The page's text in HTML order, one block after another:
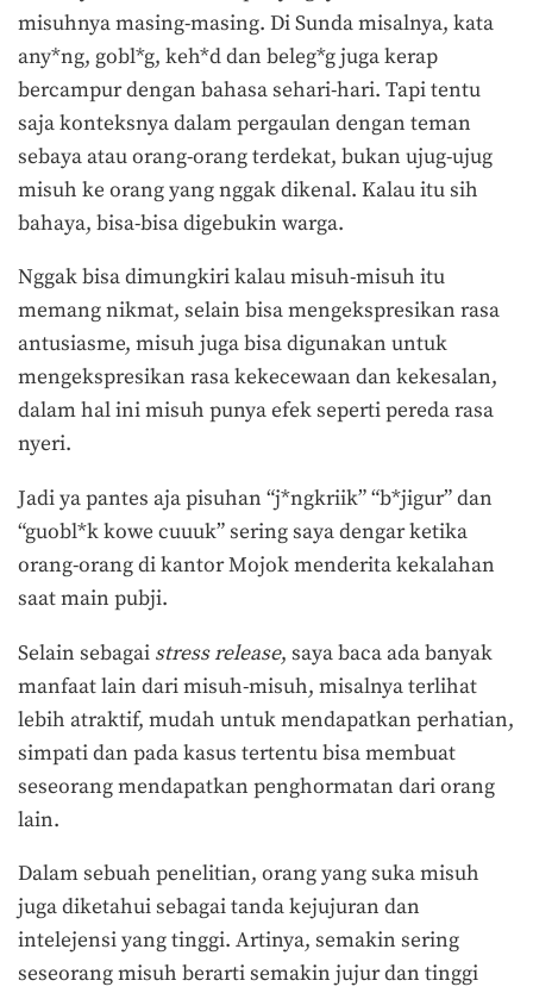
misuhnya masing-masing. Di Sunda misalnya, kata
any*ng, gobl*g, keh*d dan beleg*g juga kerap
bercampur dengan bahasa sehari-hari. Tapi tentu
saja konteksnya dalam pergaulan dengan teman
sebaya atau orang-orang terdekat, bukan ujug-ujug
misuh ke orang yang nggak dikenal. Kalau itu sih
bahaya, bisa-bisa digebukin warga.
Nggak bisa dimungkiri kalau misuh-misuh itu
memang nikmat, selain bisa mengekspresikan rasa
antusiasme, misuh juga bisa digunakan untuk
mengekspresikan rasa kekecewaan dan kekesalan,
dalam hal ini misuh punya efek seperti pereda rasa
nyeri.
Jadi ya pantes aja pisuhan “j*ngkriik” “b*jigur” dan
“guobl*k kowe cuuuk” sering saya dengar ketika
orang-orang di kantor Mojok menderita kekalahan
saat main pubji.
Selain sebagai stress release, saya baca ada banyak
manfaat lain dari misuh-misuh, misalnya terlihat
lebih atraktif, mudah untuk mendapatkan perhatian,
simpati dan pada kasus tertentu bisa membuat
seseorang mendapatkan penghormatan dari orang
lain.
Dalam sebuah penelitian, orang yang suka misuh
juga diketahui sebagai tanda kejujuran dan
intelejensi yang tinggi. Artinya, semakin sering
seseorang misuh berarti semakin jujur dan tinggi